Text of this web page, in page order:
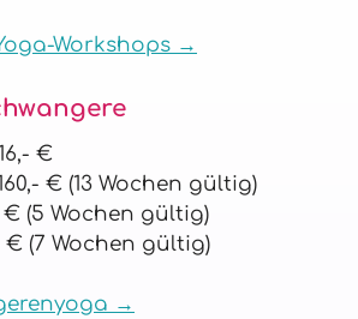
Workshops →
€
€ (13 Wochen gültig)
€ (5 Wochen gültig)
€ (7 Wochen gültig)
→